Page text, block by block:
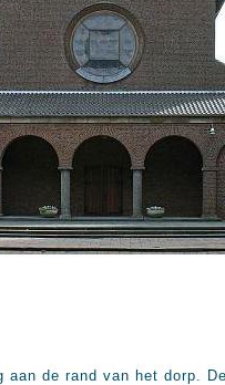
aan de rand van het dorp.